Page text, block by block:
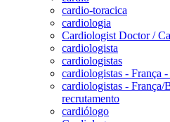
cardio-toracica
cardiologia
Cardiologist Doctor /
cardiologista
cardiologistas
cardiologistas - França
cardiologistas - França/
recrutamento
cardiólogo